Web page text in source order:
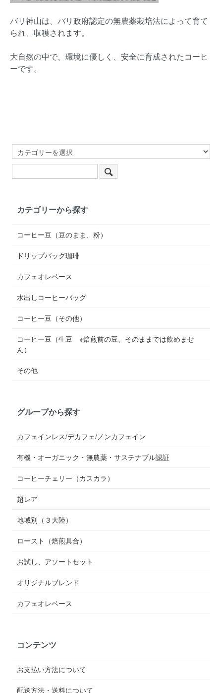
バリ神山は、バリ政府認定の無農薬栽培法によって育て
られ、収穫されます。
大自然の中で、環境に優しく、安全に育成されたコーヒ
ーです。
カテゴリーから探す
コーヒー豆（豆のまま、粉）
ドリップバッグ珈琲
カフェオレベース
水出しコーヒーバッグ
コーヒー豆（その他）
コーヒー豆（生豆 ※焙煎前の豆、そのままでは飲めませ
ん）
その他
グループから探す
カフェインレス/デカフェ/ノンカフェイン
有機・オーガニック・無農薬・サステナブル認証
コーヒーチェリー（カスカラ）
超レア
地域別（３大陸）
ロースト（焙煎具合）
お試し、アソートセット
オリジナルブレンド
カフェオレベース
コンテンツ
お支払い方法について
配送方法・送料について